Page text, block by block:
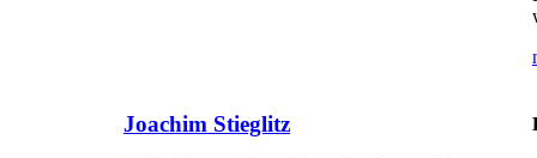
Joachim Stieglitz